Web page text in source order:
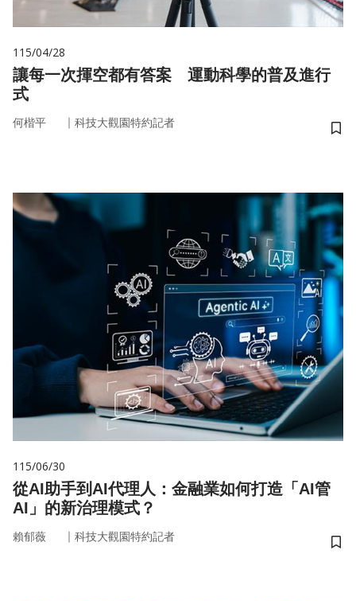
115/04/28
讓每一次揮空都有答案 運動科學的普及進行
式
何楷平 ｜ 科技大觀園特約記者
儲
115/06/30
從AI助手到AI代理人：金融業如何打造「AI管
AI」的新治理模式？
賴郁薇 ｜ 科技大觀園特約記者
儲